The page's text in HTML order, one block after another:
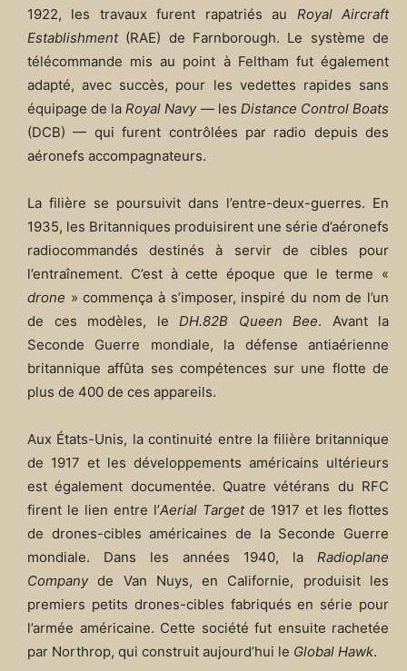
1922, les travaux furent rapatriés au Royal Aircraft
Establishment(RAE) de Farnborough. Le système de
télécommande mis au point à Feltham fut également
adapté, avec succès, pour les vedettes rapides sans
équipage de laRoyal Navy— les Distance Control Boats
(DCB) — qui furent contrôlées par radio depuis des
aéronefs accompagnateurs.
La filière se poursuivit dans l’entre-deux-guerres. En
1935, les Britanniques produisirent une série d’aéronefs
radiocommandés destinés à servir de cibles pour
l’entraînement. C’est à cette époque que le terme «
drone » commença à s’imposer, inspiré du nom de l’un
de ces modèles, le DH.82B Queen Bee. Avant la
Seconde Guerre mondiale, la défense antiaérienne
britannique affûta ses compétences sur une flotte de
plus de 400 de ces appareils.
Aux États-Unis, la continuité entre la filière britannique
de 1917 et les développements américains ultérieurs
est également documentée. Quatre vétérans du RFC
firent le lien entre l’Aerial Targetde 1917 et les flottes
de drones-cibles américaines de la Seconde Guerre
mondiale. Dans les années 1940, la Radioplane
Companyde Van Nuys, en Californie, produisit les
premiers petits drones-cibles fabriqués en série pour
l’armée américaine. Cette société fut ensuite rachetée
par Northrop, qui construit aujourd’hui le Global Hawk.